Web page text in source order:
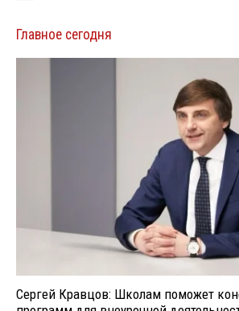
Главное сегодня
Сергей Кравцов: Школам поможет